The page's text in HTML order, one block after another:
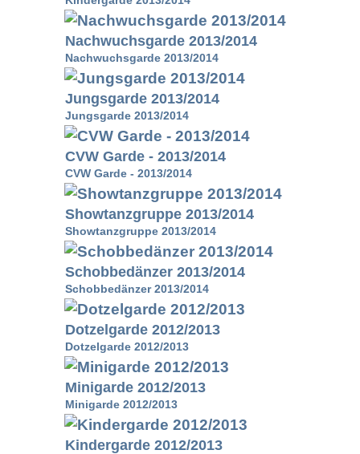
Nachwuchsgarde 2013/2014
Nachwuchsgarde 2013/2014
Jungsgarde 2013/2014
Jungsgarde 2013/2014
CVW Garde - 2013/2014
CVW Garde - 2013/2014
Showtanzgruppe 2013/2014
Showtanzgruppe 2013/2014
Schobbedänzer 2013/2014
Schobbedänzer 2013/2014
Dotzelgarde 2012/2013
Dotzelgarde 2012/2013
Minigarde 2012/2013
Minigarde 2012/2013
Kindergarde 2012/2013